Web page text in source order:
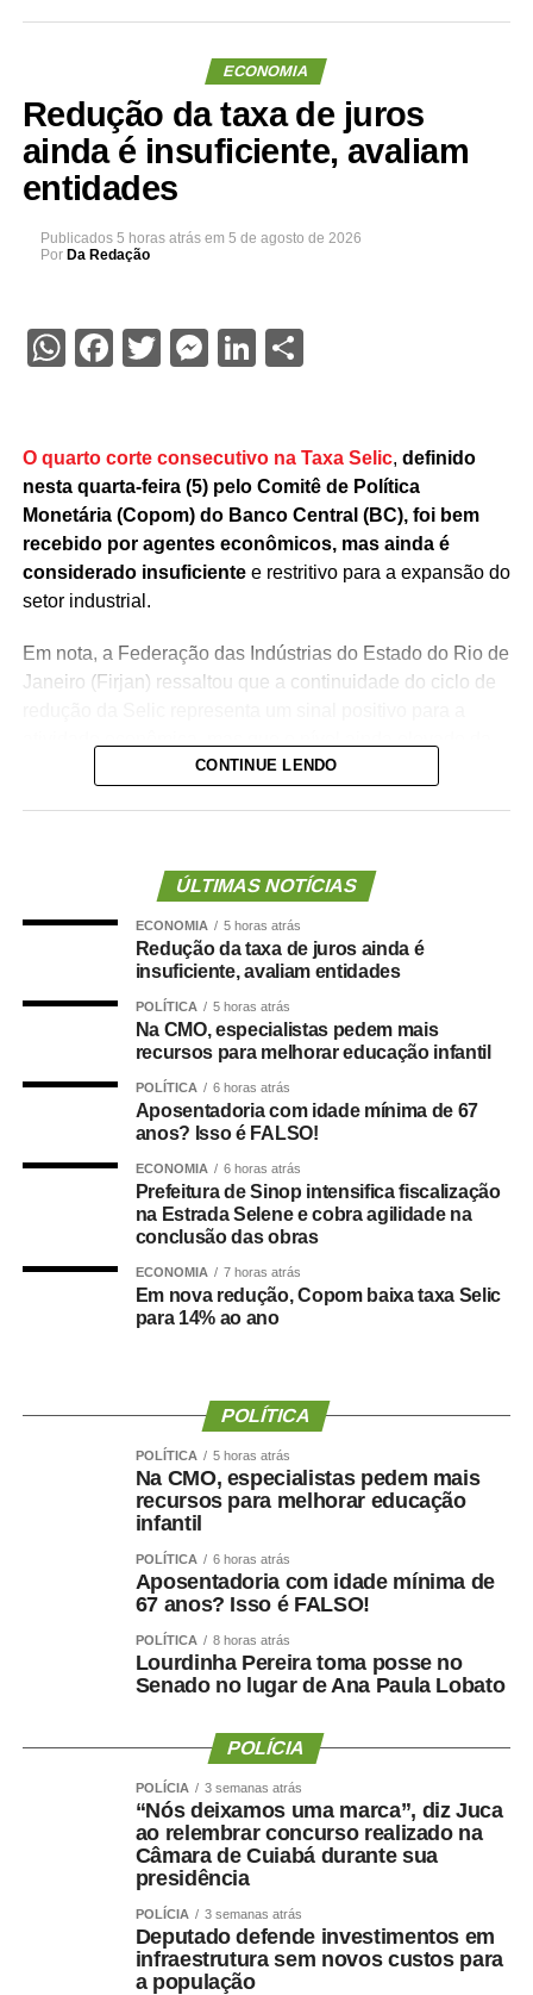
ECONOMIA
Redução da taxa de juros
ainda é insuficiente, avaliam
entidades
Publicados 5 horas atrás em 5 de agosto de 2026
Por Da Redação
WhatsApp
Facebook
Twitter
Messenger
LinkedIn
Share
O quarto corte consecutivo na Taxa Selic, definido
nesta quarta-feira (5) pelo Comitê de Política
Monetária (Copom) do Banco Central (BC), foi bem
recebido por agentes econômicos, mas ainda é
considerado insuficientee restritivo para a expansão do
setor industrial.
Em nota, a Federação das Indústrias do Estado do Rio de
Janeiro (Firjan) ressaltou que a continuidade do ciclo de
taxa mantém o crédito caro e atrasa investimentos.
das empresas brasileiras de ganhar produtividade e
competir nos mercados interno e externo. Esse quadro se
reflete no desempenho da indústria de transformação,
que cresceu apenas 0,4% no primeiro semestre do ano,
(IBGE)”, disse a entidade.
(CNI) lembrou que os juros estão em patamar restritivo há
55 meses, e que Selic está 3,6 pontos percentuais acima
da taxa calculada com base na Regra de Taylor, estimada
em 10,4%. Esta regra permite calcular uma taxa de juros
que proporcione o controle da inflação sem desestimular
o crescimento da economia.
“A taxa de juros real, aproximadamente de 10%, supera
com folga a taxa de equilíbrio estimada pelo próprio
combate à inflação”.
Entre as organizações de trabalhadores, a Força Sindical
também classificou como insuficiente a redução de 0,25
ponto percentual na Selic. Para a central sindical, juros
elevados encarecem o crédito, reduzem investimentos,
desestimulam o consumo e comprometem a geração de
“Perdemos uma excelente oportunidade de promover
uma redução drástica da taxa de juros, dar uma injeção
economia”, disse a entidade, em nota.
Copom
O Comitê de Política Monetária (Copom) do Banco
Central (BC) reduziu nesta quarta-feira (5) em 0,25 ponto
percentual a Taxa Selic, a taxa básica de juros da
economia brasileira, que passará de 14,25% para 14% ao
CONTINUE LENDO
ÚLTIMAS NOTÍCIAS
ECONOMIA 5 horas atrás
Redução da taxa de juros ainda é
insuficiente, avaliam entidades
POLÍTICA 5 horas atrás
Na CMO, especialistas pedem mais
recursos para melhorar educação infantil
POLÍTICA 6 horas atrás
Aposentadoria com idade mínima de 67
anos? Isso é FALSO!
ECONOMIA 6 horas atrás
Prefeitura de Sinop intensifica fiscalização
na Estrada Selene e cobra agilidade na
conclusão das obras
ECONOMIA 7 horas atrás
Em nova redução, Copom baixa taxa Selic
para 14% ao ano
POLÍTICA
POLÍTICA 5 horas atrás
Na CMO, especialistas pedem mais
recursos para melhorar educação
infantil
POLÍTICA 6 horas atrás
Aposentadoria com idade mínima de
67 anos? Isso é FALSO!
POLÍTICA 8 horas atrás
Lourdinha Pereira toma posse no
Senado no lugar de Ana Paula Lobato
POLÍCIA
POLÍCIA 3 semanas atrás
“Nós deixamos uma marca”, diz Juca
ao relembrar concurso realizado na
Câmara de Cuiabá durante sua
presidência
POLÍCIA 3 semanas atrás
Deputado defende investimentos em
infraestrutura sem novos custos para
a população